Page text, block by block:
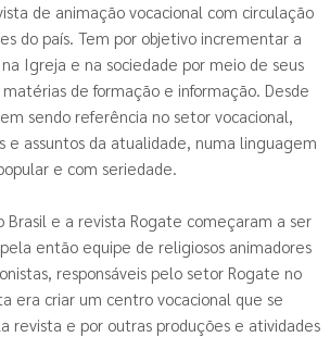
de animação vocacional com circulação
do país. Tem por objetivo incrementar a
Igreja e na sociedade por meio de seus
de formação e informação. Desde
sendo referência no setor vocacional,
e assuntos da atualidade, numa linguagem
e com seriedade.
Brasil e a revista Rogate começaram a ser
então equipe de religiosos animadores
responsáveis pelo setor Rogate no
era criar um centro vocacional que se
revista e por outras produções e atividades